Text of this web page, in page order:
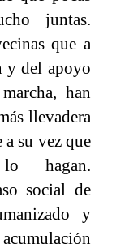
juntas.
que a
y del apoyo
han
llevadera
su vez que
hagan.
social de
y